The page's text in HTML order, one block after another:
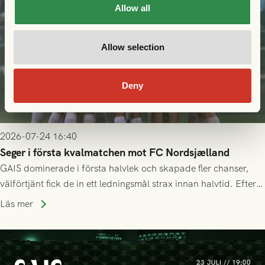
Allow all
Allow selection
Deny
2026-07-24 16:40
Seger i första kvalmatchen mot FC Nordsjælland
GAIS dominerade i första halvlek och skapade fler chanser,
välförtjänt fick de in ett ledningsmål strax innan halvtid. Efter
halvtidsvilan sjönk tempot när Nordsjälland tilläts ha mer av
seger! Matchfoto: Mikael Josefsson & Lasse Ekström
Läs mer